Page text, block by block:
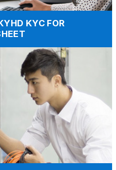
KYC FOR